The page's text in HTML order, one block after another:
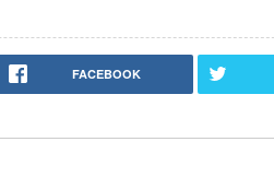
FACEBOOK